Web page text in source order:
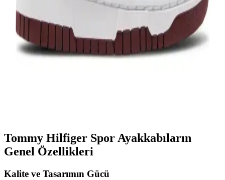
Kyrie SpongeBob ayakkabıları, canlı renkler ve eğlenceli
tasarımlarla gençler ve koleksiyoncular için ideal, konforlu ve şık
spor ayakkabılar sunar, tarzınızı yansıtan yeni trendler arasında yer
Bordo Nike Dunk: Şıklık ve Konforun Mükemmel
Tommy Hilfiger Spor Ayakkabıların
Genel Özellikleri
Kalite ve Tasarımın Gücü